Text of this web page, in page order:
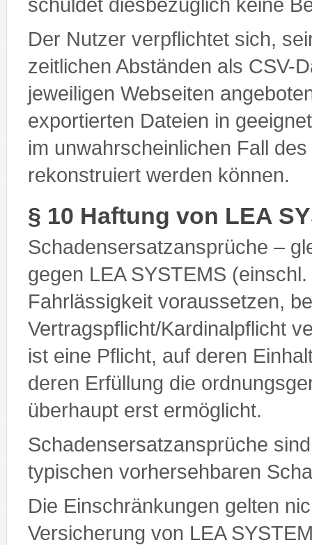
Der Nutzer verpflichtet sich,
zeitlichen Abständen als CSV-
jeweiligen Webseiten
exportierten Dateien in
im unwahrscheinlichen Fall
rekonstruiert werden können.
§ 10 Haftung von LEA
Schadensersatzansprüche –
gegen LEA SYSTEMS
Fahrlässigkeit voraussetzen,
Vertragspflicht/Kardinalpflicht
ist eine Pflicht, auf deren
deren Erfüllung die
überhaupt erst ermöglicht.
Schadensersatzansprüche
typischen vorhersehbaren
Die Einschränkungen gelten
Versicherung von LEA